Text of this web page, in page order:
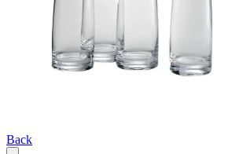
Back